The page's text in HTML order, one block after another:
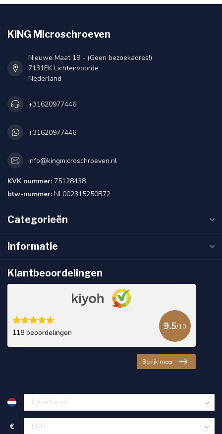
KING Microschroeven
Nieuwe Maat 19 - (Geen bezoekadres!)
7131EK Lichtenvoorde
Nederland
+31620977446
+31620977446
info@kingmicroschroeven.nl
KVK nummer: 75128438
btw-nummer: NL002315250B72
Categorieën
Informatie
Klantbeoordelingen
118 beoordelingen
9.5/10
Bekijk meer
€